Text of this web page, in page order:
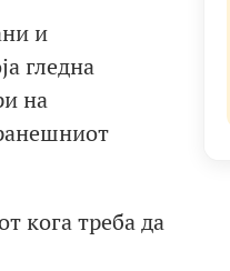
и
гледна
на
кога треба да